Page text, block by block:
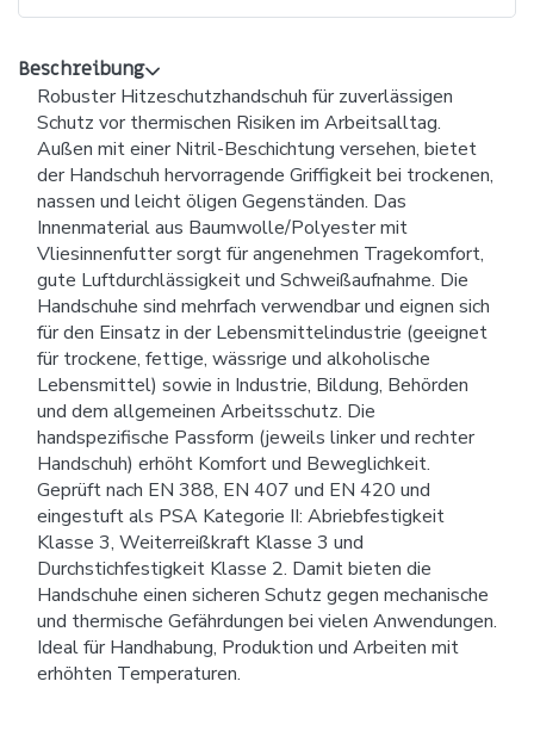
Beschreibung
Robuster Hitzeschutzhandschuh für zuverlässigen
Schutz vor thermischen Risiken im Arbeitsalltag.
Außen mit einer Nitril-Beschichtung versehen, bietet
der Handschuh hervorragende Griffigkeit bei trockenen,
nassen und leicht öligen Gegenständen. Das
Innenmaterial aus Baumwolle/Polyester mit
Vliesinnenfutter sorgt für angenehmen Tragekomfort,
gute Luftdurchlässigkeit und Schweißaufnahme. Die
Handschuhe sind mehrfach verwendbar und eignen sich
für den Einsatz in der Lebensmittelindustrie (geeignet
für trockene, fettige, wässrige und alkoholische
Lebensmittel) sowie in Industrie, Bildung, Behörden
und dem allgemeinen Arbeitsschutz. Die
handspezifische Passform (jeweils linker und rechter
Handschuh) erhöht Komfort und Beweglichkeit.
Geprüft nach EN 388, EN 407 und EN 420 und
eingestuft als PSA Kategorie II: Abriebfestigkeit
Klasse 3, Weiterreißkraft Klasse 3 und
Durchstichfestigkeit Klasse 2. Damit bieten die
Handschuhe einen sicheren Schutz gegen mechanische
und thermische Gefährdungen bei vielen Anwendungen.
Ideal für Handhabung, Produktion und Arbeiten mit
erhöhten Temperaturen.